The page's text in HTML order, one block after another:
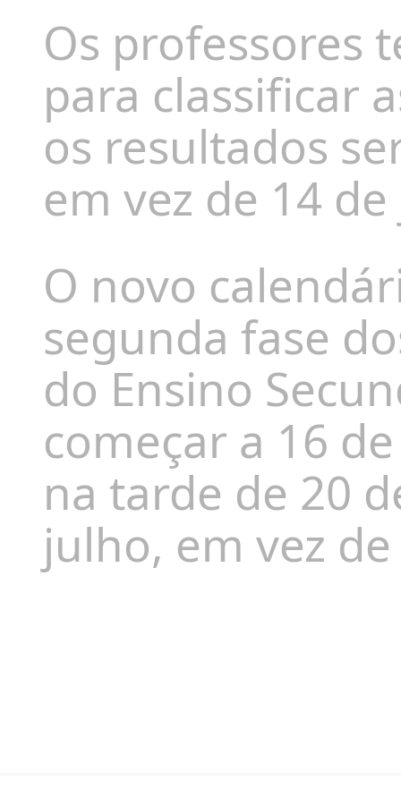
Os professores
para classificar
os resultados
em vez de 14
O novo
segunda fase
do Ensino
começar a 16
na tarde de 20
julho, em vez